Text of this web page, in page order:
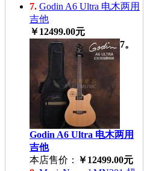
7. Godin A6 Ultra 电木两用
吉他
￥12499.00元
7。
Godin A6 Ultra 电木两用
吉他
本店售价： ￥12499.00元